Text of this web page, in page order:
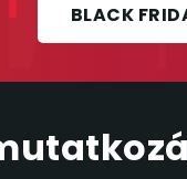
BLACK